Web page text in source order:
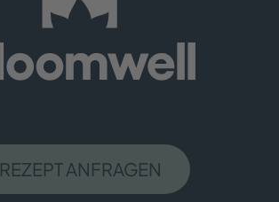
REZEPT ANFRAGEN